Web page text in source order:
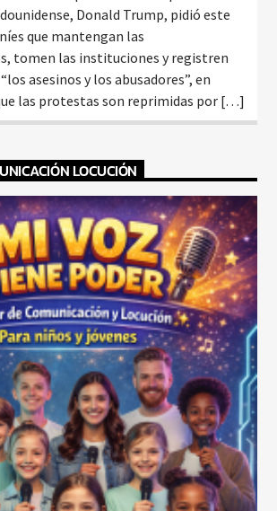
Donald Trump, pidió este
que mantengan las
tomen las instituciones y registren
asesinos y los abusadores”, en
las protestas son reprimidas por […]
LOCUCIÓN